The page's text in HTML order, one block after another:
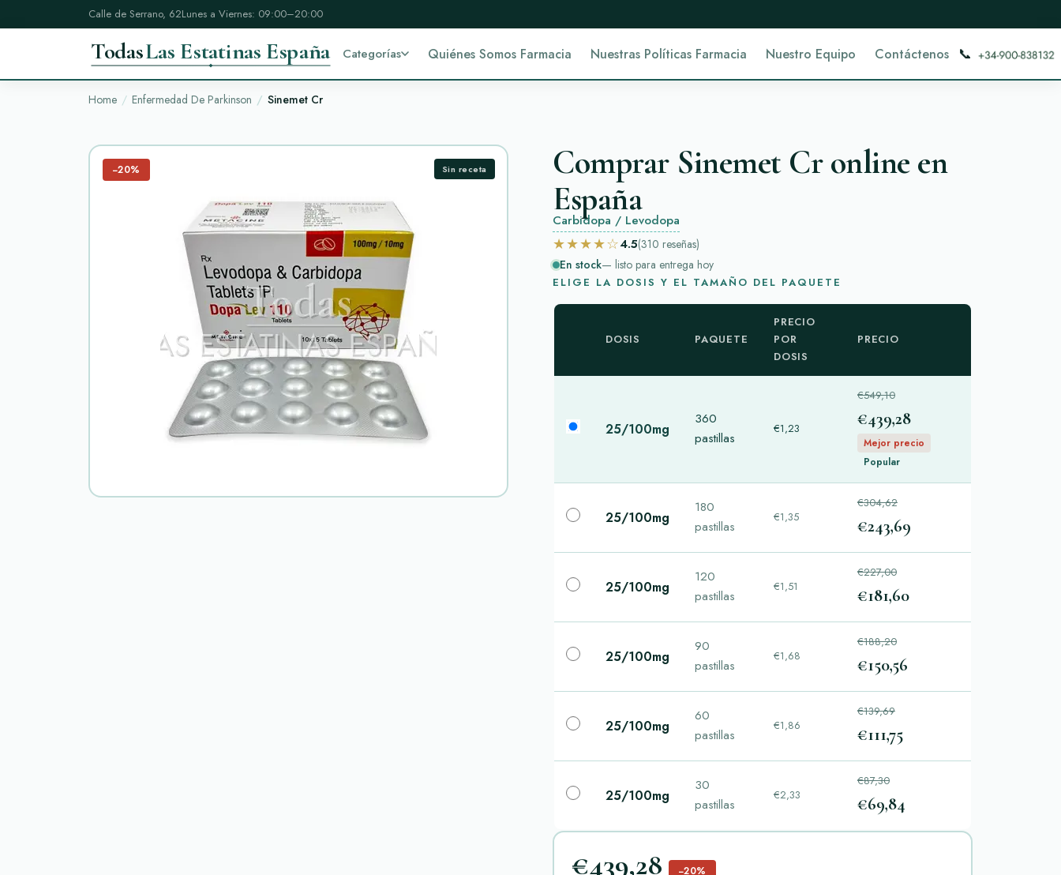
Calle de Serrano, 62Lunes a Viernes: 09:00–20:00
TodasLas Estatinas España Categorías Quiénes Somos Farmacia Nuestras Políticas Farmacia Nuestro Equipo Contáctenos 📞
Home Enfermedad De Parkinson Sinemet Cr
−20% Sin receta
Comprar Sinemet Cr online en
España
Carbidopa / Levodopa
★★★★☆4.5(310 reseñas)
En stock— listo para entrega hoy
ELIGE LA DOSIS Y EL TAMAÑO DEL PAQUETE
DOSIS PAQUETE
PRECIO
POR
DOSIS
PRECIO
25/100mg
360
pastillas
€1,23
€549,10
€439,28
Mejor precio
Popular
25/100mg
180
pastillas
€1,35
€304,62
€243,69
25/100mg
120
pastillas
€1,51
€227,00
€181,60
25/100mg
90
pastillas
€1,68
€188,20
€150,56
25/100mg
60
pastillas
€1,86
€139,69
€111,75
25/100mg
30
pastillas
€2,33
€87,30
€69,84
€439,28 −20%